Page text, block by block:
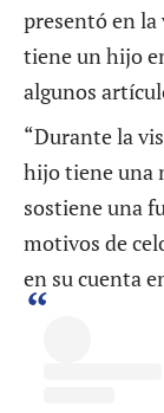
presentó en la
tiene un hijo
algunos
“Durante la
hijo tiene una
sostiene una
motivos de
en su cuenta